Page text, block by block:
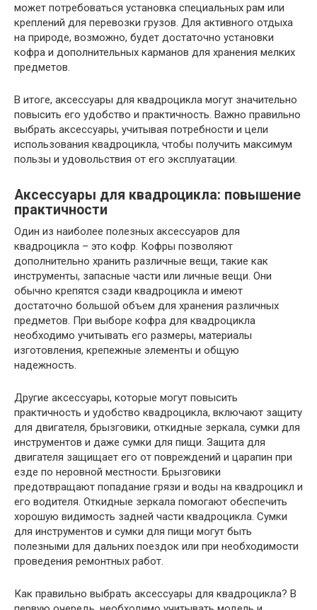
может потребоваться установка специальных рам или
креплений для перевозки грузов. Для активного отдыха
на природе, возможно, будет достаточно установки
кофра и дополнительных карманов для хранения мелких
предметов.
В итоге, аксессуары для квадроцикла могут значительно
повысить его удобство и практичность. Важно правильно
выбрать аксессуары, учитывая потребности и цели
использования квадроцикла, чтобы получить максимум
пользы и удовольствия от его эксплуатации.
Аксессуары для квадроцикла: повышение
практичности
Один из наиболее полезных аксессуаров для
квадроцикла – это кофр. Кофры позволяют
дополнительно хранить различные вещи, такие как
инструменты, запасные части или личные вещи. Они
обычно крепятся сзади квадроцикла и имеют
достаточно большой объем для хранения различных
предметов. При выборе кофра для квадроцикла
необходимо учитывать его размеры, материалы
изготовления, крепежные элементы и общую
надежность.
Другие аксессуары, которые могут повысить
практичность и удобство квадроцикла, включают защиту
для двигателя, брызговики, откидные зеркала, сумки для
инструментов и даже сумки для пищи. Защита для
двигателя защищает его от повреждений и царапин при
езде по неровной местности. Брызговики
предотвращают попадание грязи и воды на квадроцикл и
его водителя. Откидные зеркала помогают обеспечить
хорошую видимость задней части квадроцикла. Сумки
для инструментов и сумки для пищи могут быть
полезными для дальних поездок или при необходимости
проведения ремонтных работ.
Как правильно выбрать аксессуары для квадроцикла? В